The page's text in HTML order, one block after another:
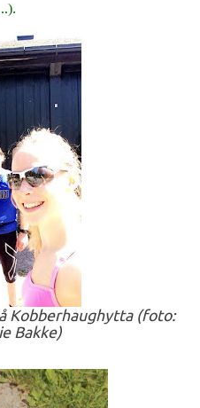
Kobberhaughytta (foto:
Bakke)